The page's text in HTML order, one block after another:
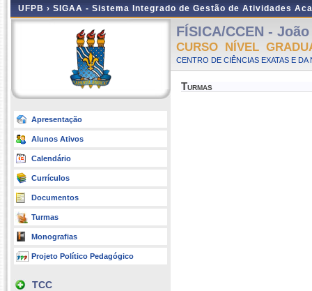
UFPB › SIGAA - Sistema Integrado de Gestão de Atividades
Apresentação
Alunos Ativos
Calendário
Currículos
Documentos
Turmas
Monografias
Projeto Político Pedagógico
TCC
FÍSICA/CCEN -
CURSO NÍVEL
CENTRO DE CIÊNCIAS EXATAS E
Turmas